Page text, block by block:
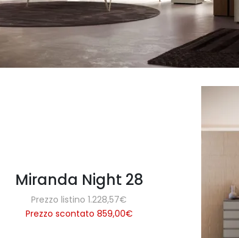
Miranda Night 28
Prezzo listino 1.228,57€
Prezzo scontato 859,00€